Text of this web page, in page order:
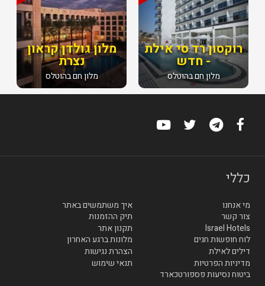
מלון גולדן קראון
נצרת
מלון חם בהוטלס
רוקסון רד סי אילת
- חדש
מלון חם בהוטלס
כללי
מי אנחנו
איך משתמשים באתר
צור קשר
תיק ההזמנות
Israel Hotels
תקנון אתר
לוח חופשות חגים
מלונות ברגע האחרון
דילים לאילת
הצהרת נגישות
מדיניות הפרטיות
תנאי שימוש
ביטוח נסיעות פספורטכארד